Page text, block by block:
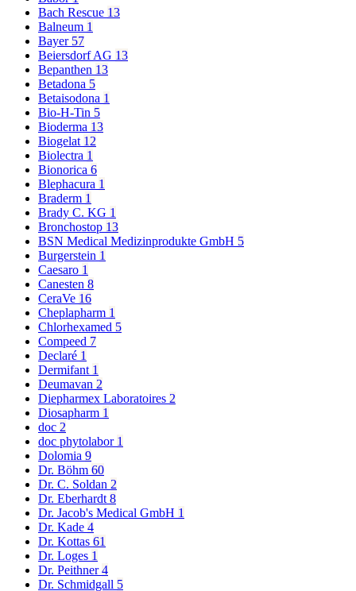
Bach Rescue 13
Balneum 1
Bayer 57
Beiersdorf AG 13
Bepanthen 13
Betadona 5
Betaisodona 1
Bio-H-Tin 5
Bioderma 13
Biogelat 12
Biolectra 1
Bionorica 6
Blephacura 1
Braderm 1
Brady C. KG 1
Bronchostop 13
BSN Medical Medizinprodukte GmbH 5
Burgerstein 1
Caesaro 1
Canesten 8
CeraVe 16
Cheplapharm 1
Chlorhexamed 5
Compeed 7
Declaré 1
Dermifant 1
Deumavan 2
Diepharmex Laboratoires 2
Diosapharm 1
doc 2
doc phytolabor 1
Dolomia 9
Dr. Böhm 60
Dr. C. Soldan 2
Dr. Eberhardt 8
Dr. Jacob's Medical GmbH 1
Dr. Kade 4
Dr. Kottas 61
Dr. Loges 1
Dr. Peithner4
Dr. Schmidgall 5